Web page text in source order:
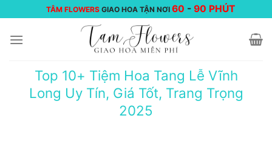
đến
nội
TÂM FLOWERS GIAO HOA TẬN NƠI 60 -90 PHÚT
Top 10+ Tiệm Hoa Tang Lễ Vĩnh
Long Uy Tín, Giá Tốt, Trang Trọng
2025